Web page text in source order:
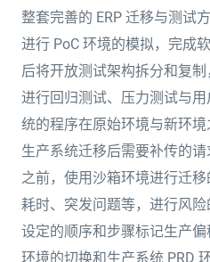
整套完善的 ERP 迁移与测试
进行 PoC 环境的模拟，完成
后将开放测试架构拆分和复
进行回归测试、压力测试与
统的程序在原始环境与新环
生产系统迁移后需要补传的
之前，使用沙箱环境进行迁移
耗时、突发问题等，进行风
设定的顺序和步骤标记生产
环境的切换和生产系统 PRD